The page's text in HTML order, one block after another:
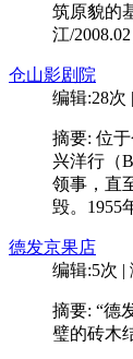
筑原貌的
江/
仓山影剧院
编辑:28次
摘要: 位
兴洋行（
领事，直
毁。1955
德发京果店
编辑:5次 |
摘要: “德
璧的砖木